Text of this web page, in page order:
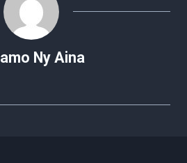
Ny Aina